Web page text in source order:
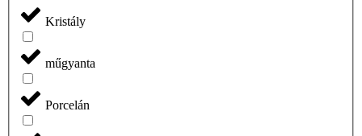
Kristály
műgyanta
Porcelán